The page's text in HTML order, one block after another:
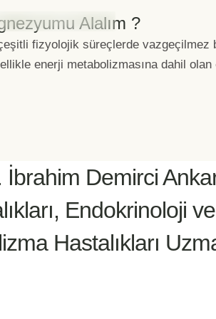
Alalım ?
fizyolojik süreçlerde vazgeçilmez
enerji metabolizmasına dahil
İbrahim Demirci
Endokrinoloji ve
Hastalıkları